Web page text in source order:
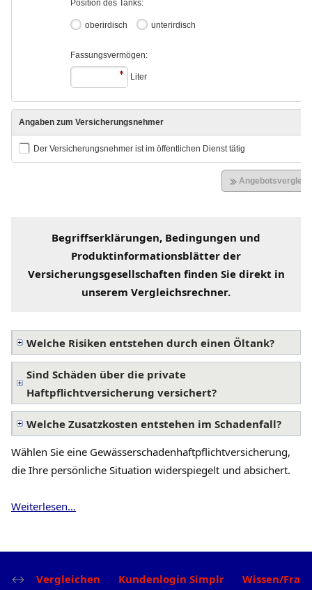
Begriffserklärungen, Bedingungen und
Produktinformationsblätter der
Versicherungsgesellschaften finden Sie direkt in
unserem Vergleichsrechner.
Welche Risiken entstehen durch einen Öltank?
Sind Schäden über die private
Haftpflichtversicherung versichert?
Welche Zusatzkosten entstehen im Schadenfall?
Wählen Sie eine Gewässerschadenhaftpflichtversicherung,
die Ihre persönliche Situation widerspiegelt und absichert.
Weiterlesen…
Vergleichen Kundenlogin Simplr Wissen/